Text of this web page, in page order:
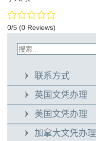
0/5 (0 Reviews)
联系方式
英国文凭办理
美国文凭办理
加拿大文凭办理